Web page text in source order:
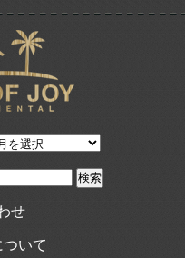
せ
いて